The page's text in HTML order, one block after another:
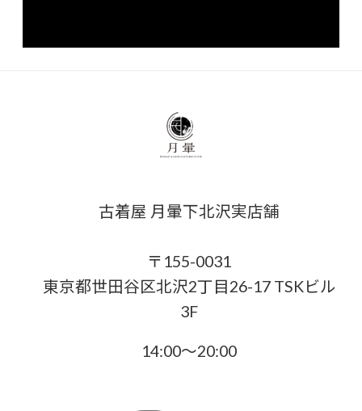
古着屋 月暈下北沢実店舗
〒155-0031
東京都世田谷区北沢2丁目26-17 TSKビル
3F
14:00〜20:00